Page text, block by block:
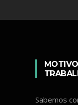
Sabemos